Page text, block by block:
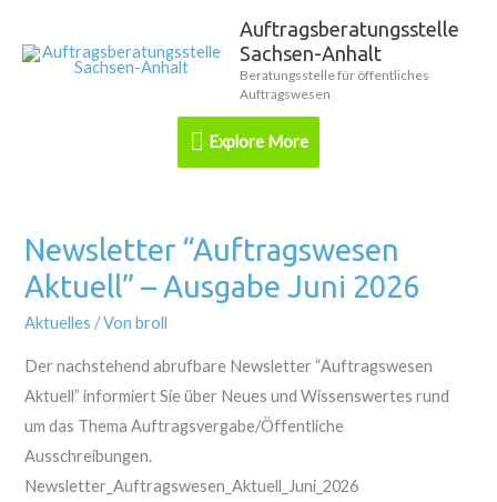
Inhalt
Auftragsberatungsstelle
Sachsen-Anhalt
Beratungsstelle für öffentliches
Auftragswesen
Explore
More
Explore More
Newsletter “Auftragswesen
Aktuell” – Ausgabe Juni 2026
Aktuelles / Vonbroll
Der nachstehend abrufbare Newsletter “Auftragswesen
Aktuell” informiert Sie über Neues und Wissenswertes rund
um das Thema Auftragsvergabe/Öffentliche
Ausschreibungen.
Newsletter_Auftragswesen_Aktuell_Juni_2026
Newsletter
“Auftragswesen
Ausgabe
Juni
2026